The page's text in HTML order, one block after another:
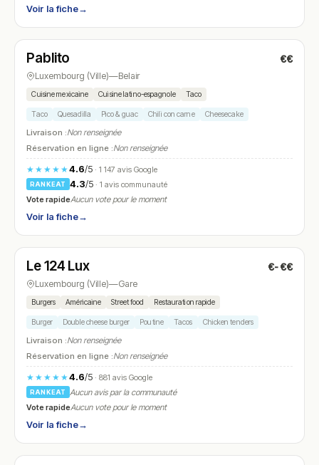
Voir la fiche→
N° 15
Pablito €€
Luxembourg (Ville)—Belair
Cuisine mexicaine Cuisine latino-espagnole Taco
Taco Quesadilla Pico & guac Chili con carne Cheesecake
Livraison :Non renseignée
Réservation en ligne :Non renseignée
★★★★★4.6/5· 1 147 avis Google
RANKEAT 4.3/5 · 1 avis communauté
Vote rapideAucun vote pour le moment
Voir la fiche→
N° 16
Le 124 Lux €-€€
Luxembourg (Ville)—Gare
Burgers Américaine Street food Restauration rapide
Burger Double cheese burger Poutine Tacos Chicken tenders
Livraison :Non renseignée
Réservation en ligne :Non renseignée
★★★★★4.6/5· 881 avis Google
RANKEAT
Aucun avis par la communauté
Vote rapideAucun vote pour le moment
Voir la fiche→